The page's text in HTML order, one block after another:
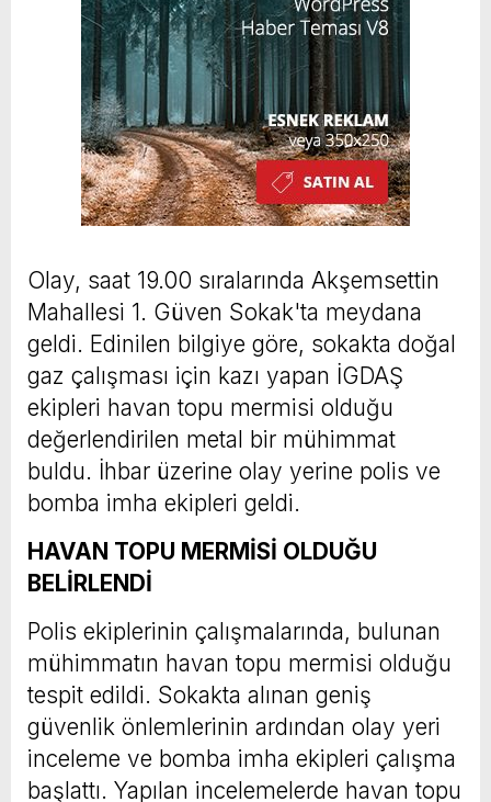
Olay, saat 19.00 sıralarında Akşemsettin
Mahallesi 1. Güven Sokak'ta meydana
geldi. Edinilen bilgiye göre, sokakta doğal
gaz çalışması için kazı yapan İGDAŞ
ekipleri havan topu mermisi olduğu
değerlendirilen metal bir mühimmat
buldu. İhbar üzerine olay yerine polis ve
bomba imha ekipleri geldi.
HAVAN TOPU MERMİSİ OLDUĞU
BELİRLENDİ
Polis ekiplerinin çalışmalarında, bulunan
mühimmatın havan topu mermisi olduğu
tespit edildi. Sokakta alınan geniş
güvenlik önlemlerinin ardından olay yeri
inceleme ve bomba imha ekipleri çalışma
başlattı. Yapılan incelemelerde havan topu